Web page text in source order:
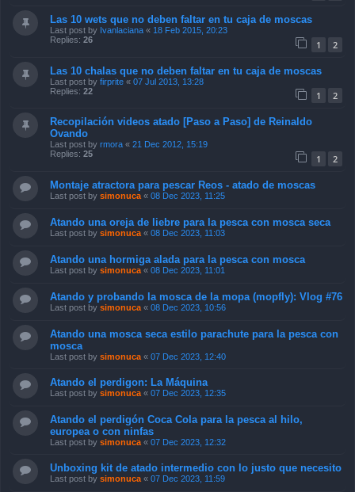
Las 10 wets que no deben faltar en tu caja de moscas
Last post by Ivanlaciana « 18 Feb 2015, 20:23
Replies: 26 1 2
Las 10 chalas que no deben faltar en tu caja de moscas
Last post by firprite « 07 Jul 2013, 13:28
Replies: 22 1 2
Recopilación videos atado [Paso a Paso] de Reinaldo
Ovando
Last post by rmora « 21 Dec 2012, 15:19
Replies: 25 1 2
Montaje atractora para pescar Reos - atado de moscas
Last post by simonuca « 08 Dec 2023, 11:25
Atando una oreja de liebre para la pesca con mosca seca
Last post by simonuca « 08 Dec 2023, 11:03
Atando una hormiga alada para la pesca con mosca
Last post by simonuca « 08 Dec 2023, 11:01
Atando y probando la mosca de la mopa (mopfly): Vlog #76
Last post by simonuca « 08 Dec 2023, 10:56
Atando una mosca seca estilo parachute para la pesca con
mosca
Last post by simonuca « 07 Dec 2023, 12:40
Atando el perdigon: La Máquina
Last post by simonuca « 07 Dec 2023, 12:35
Atando el perdigón Coca Cola para la pesca al hilo,
europea o con ninfas
Last post by simonuca « 07 Dec 2023, 12:32
Unboxing kit de atado intermedio con lo justo que necesito
Last post by simonuca « 07 Dec 2023, 11:59